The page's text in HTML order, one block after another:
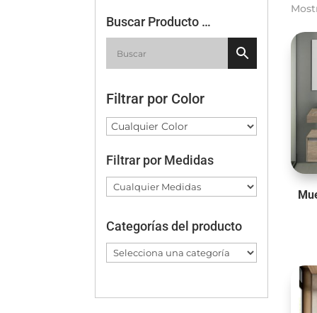
Buscar Producto …
Filtrar por Color
Filtrar por Medidas
Categorías del producto